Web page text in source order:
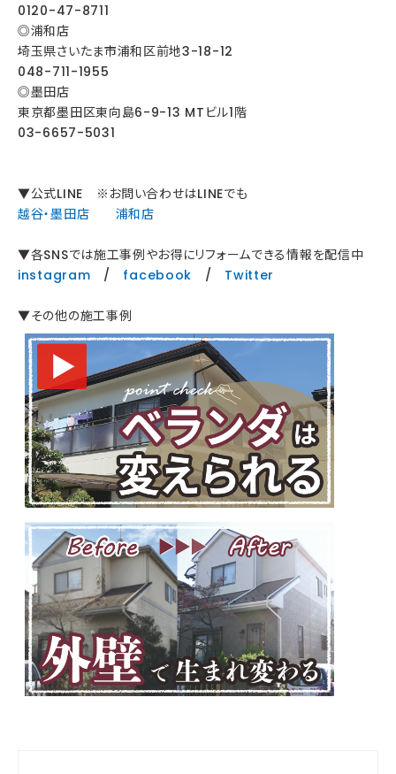
0120-47-8711
◎浦和店
埼玉県さいたま市浦和区前地3-18-12
048-711-1955
◎墨田店
東京都墨田区東向島6-9-13 MTビル1階
03-6657-5031
▼公式LINE ※お問い合わせはLINEでも
越谷・墨田店
浦和店
▼各SNSでは施工事例やお得にリフォームできる情報を配信中
instagram / facebook / Twitter
▼その他の施工事例